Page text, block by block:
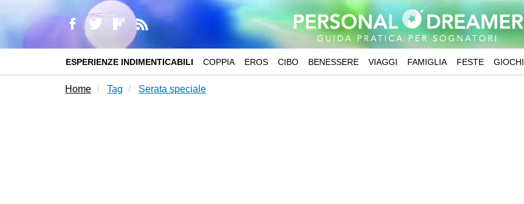
ESPERIENZE INDIMENTICABILI COPPIA EROS CIBO BENESSERE VIAGGI FAMIGLIA FESTE GIOCHI
Home Tag Serata speciale